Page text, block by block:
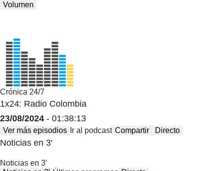
Volumen
Crónica 24/7
1x24: Radio Colombia
23/08/2024 - 01:38:13
Ver más episodios Ir al podcast Compartir Directo
Noticias en 3′
Noticias en 3′